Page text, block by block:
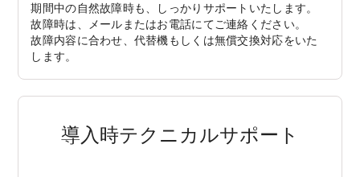
期間中の自然故障時も、しっかりサポートいたします。
故障時は、メールまたはお電話にてご連絡ください。
故障内容に合わせ、代替機もしくは無償交換対応をいた
します。
導入時テクニカルサポート